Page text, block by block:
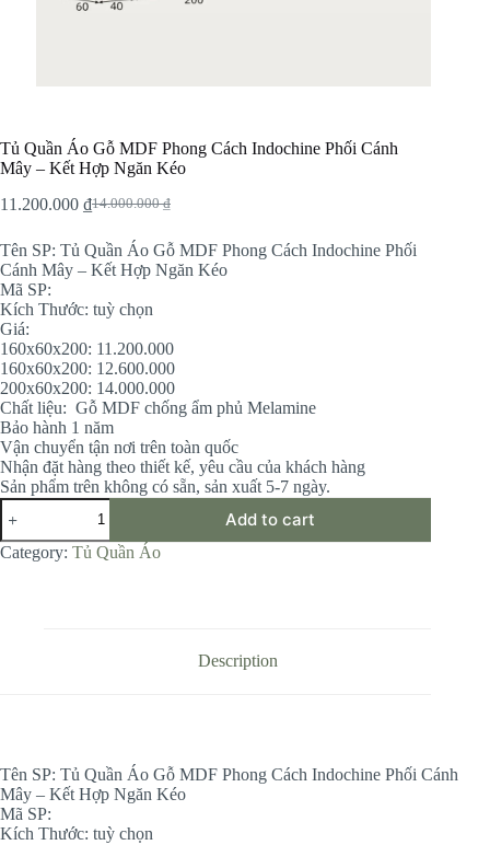
Tủ Quần Áo Gỗ MDF Phong Cách Indochine Phối Cánh
Mây – Kết Hợp Ngăn Kéo
14.000.000₫
Original
was:
14.000.000 ₫.
11.200.000 ₫
Current
is:
11.200.000 ₫.
Tên SP: Tủ Quần Áo Gỗ MDF Phong Cách Indochine Phối
Cánh Mây – Kết Hợp Ngăn Kéo
Mã SP:
Kích Thước: tuỳ chọn
Giá:
160x60x200: 11.200.000
160x60x200: 12.600.000
200x60x200: 14.000.000
Chất liệu: Gỗ MDF chống ẩm phủ Melamine
Bảo hành 1 năm
Vận chuyển tận nơi trên toàn quốc
Nhận đặt hàng theo thiết kế, yêu cầu của khách hàng
Sản phẩm trên không có sẵn, sản xuất 5-7 ngày.
Tủ
Quần
Áo
Gỗ
Ngăn
Kéo
quantity
Add to cart
Category: Tủ Quần Áo
Description
Tên SP: Tủ Quần Áo Gỗ MDF Phong Cách Indochine Phối Cánh
Mây – Kết Hợp Ngăn Kéo
Mã SP:
Kích Thước: tuỳ chọn